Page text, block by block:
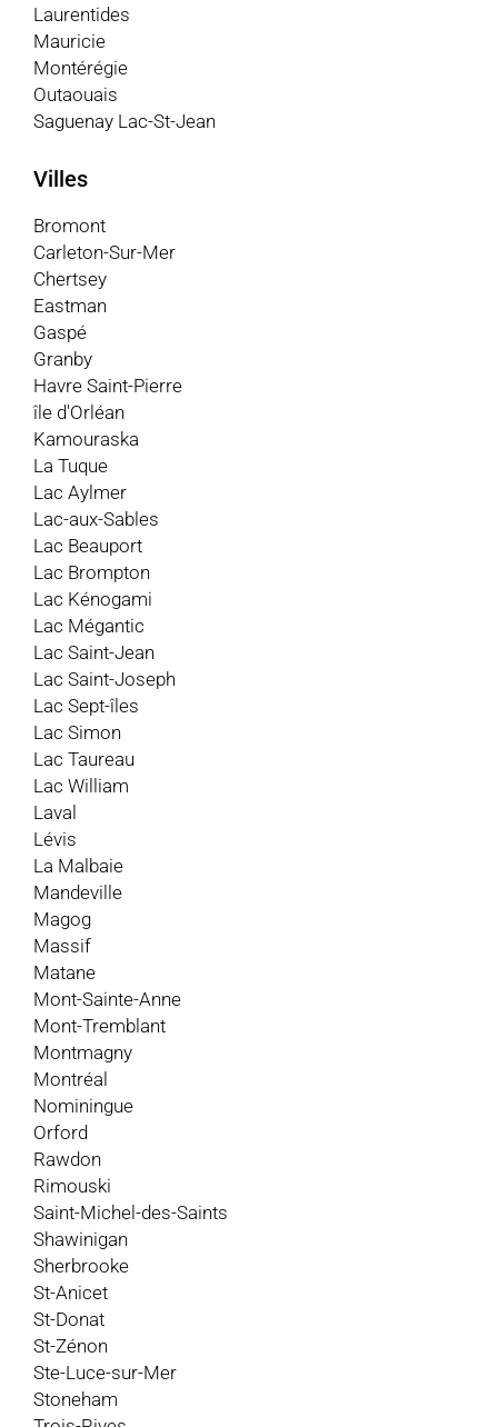
Laurentides
Mauricie
Montérégie
Outaouais
Saguenay Lac-St-Jean
Villes
Bromont
Carleton-Sur-Mer
Chertsey
Eastman
Gaspé
Granby
Havre Saint-Pierre
île d'Orléan
Kamouraska
La Tuque
Lac Aylmer
Lac-aux-Sables
Lac Beauport
Lac Brompton
Lac Kénogami
Lac Mégantic
Lac Saint-Jean
Lac Saint-Joseph
Lac Sept-îles
Lac Simon
Lac Taureau
Lac William
Laval
Lévis
La Malbaie
Mandeville
Magog
Massif
Matane
Mont-Sainte-Anne
Mont-Tremblant
Montmagny
Montréal
Nominingue
Orford
Rawdon
Rimouski
Saint-Michel-des-Saints
Shawinigan
Sherbrooke
St-Anicet
St-Donat
St-Zénon
Ste-Luce-sur-Mer
Stoneham